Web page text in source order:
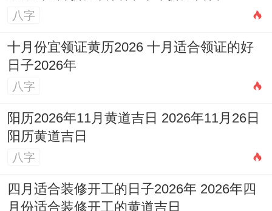
八字
十月份宜领证黄历2026 十月适合领证的好
日子2026年
八字
阳历2026年11月黄道吉日 2026年11月26日
阳历黄道吉日
八字
四月适合装修开工的日子2026年 2026年四
月份适合装修开工的黄道吉日